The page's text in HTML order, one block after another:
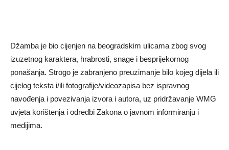
Džamba je bio cijenjen na beogradskim ulicama zbog svog
izuzetnog karaktera, hrabrosti, snage i besprijekornog
ponašanja. Strogo je zabranjeno preuzimanje bilo kojeg dijela ili
cijelog teksta i/ili fotografije/videozapisa bez ispravnog
navođenja i povezivanja izvora i autora, uz pridržavanje WMG
uvjeta korištenja i odredbi Zakona o javnom informiranju i
medijima.